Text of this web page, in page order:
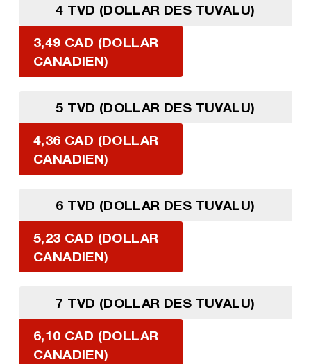
4 TVD (DOLLAR DES TUVALU)
3,49 CAD (DOLLAR
CANADIEN)
5 TVD (DOLLAR DES TUVALU)
4,36 CAD (DOLLAR
CANADIEN)
6 TVD (DOLLAR DES TUVALU)
5,23 CAD (DOLLAR
CANADIEN)
7 TVD (DOLLAR DES TUVALU)
6,10 CAD (DOLLAR
CANADIEN)